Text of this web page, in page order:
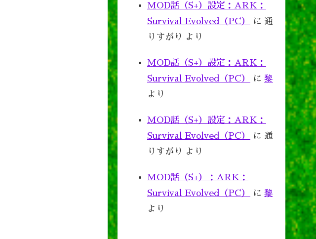
MOD話（S+）設定：ARK：
Survival Evolved（PC）
に 通
りすがり
より
MOD話（S+）設定：ARK：
Survival Evolved（PC）
に 黎
より
MOD話（S+）設定：ARK：
Survival Evolved（PC）
に 通
りすがり
より
MOD話（S+）：ARK：
Survival Evolved（PC）
に 黎
より